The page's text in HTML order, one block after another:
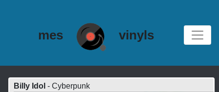
mes vinyls
Billy Idol - Cyberpunk